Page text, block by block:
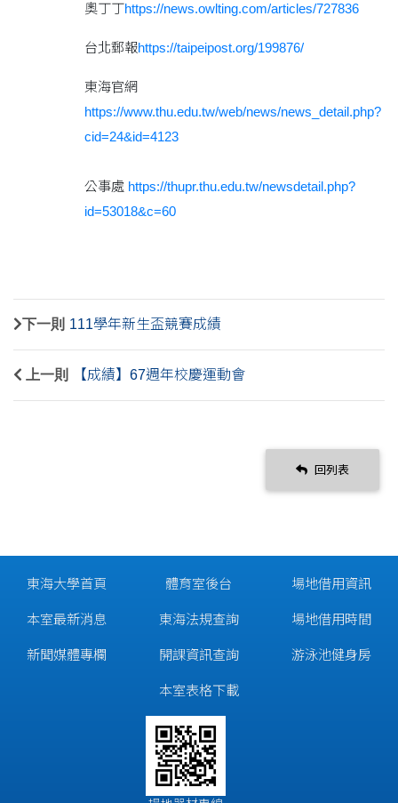
奧丁丁https://news.owlting.com/articles/727836
台北郵報https://taipeipost.org/199876/
東海官網
https://www.thu.edu.tw/web/news/news_detail.php?
cid=24&id=4123
公事處 https://thupr.thu.edu.tw/newsdetail.php?
id=53018&c=60
下一則 111學年新生盃競賽成績
上一則 【成績】67週年校慶運動會
回列表
東海大學首頁
本室最新消息
新聞媒體專欄
體育室後台
東海法規查詢
開課資訊查詢
本室表格下載
場地借用資訊
場地借用時間
游泳池健身房